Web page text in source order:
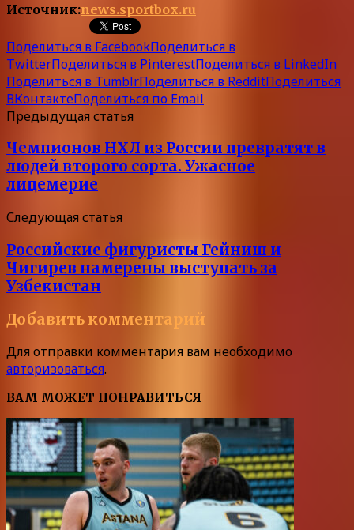
Источник:news.sportbox.ru
Поделиться в FacebookПоделиться в
TwitterПоделиться в PinterestПоделиться в LinkedIn
Поделиться в TumblrПоделиться в RedditПоделиться
ВКонтактеПоделиться по Email
Предыдущая статья
Чемпионов НХЛ из России превратят в
людей второго сорта. Ужасное
лицемерие
Следующая статья
Российские фигуристы Гейниш и
Чигирев намерены выступать за
Узбекистан
Добавить комментарий
Для отправки комментария вам необходимо
авторизоваться.
ВАМ МОЖЕТ ПОНРАВИТЬСЯ